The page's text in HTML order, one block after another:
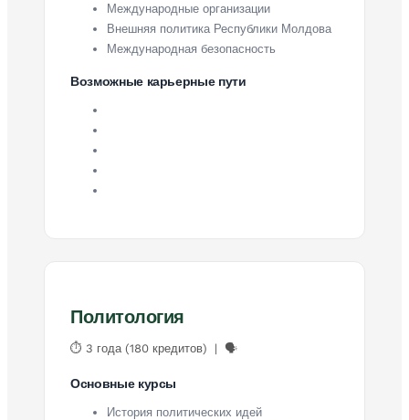
Международные организации
Внешняя политика Республики Молдова
Международная безопасность
Возможные карьерные пути
Политология
⏱ 3 года (180 кредитов) | 🗣
Основные курсы
История политических идей